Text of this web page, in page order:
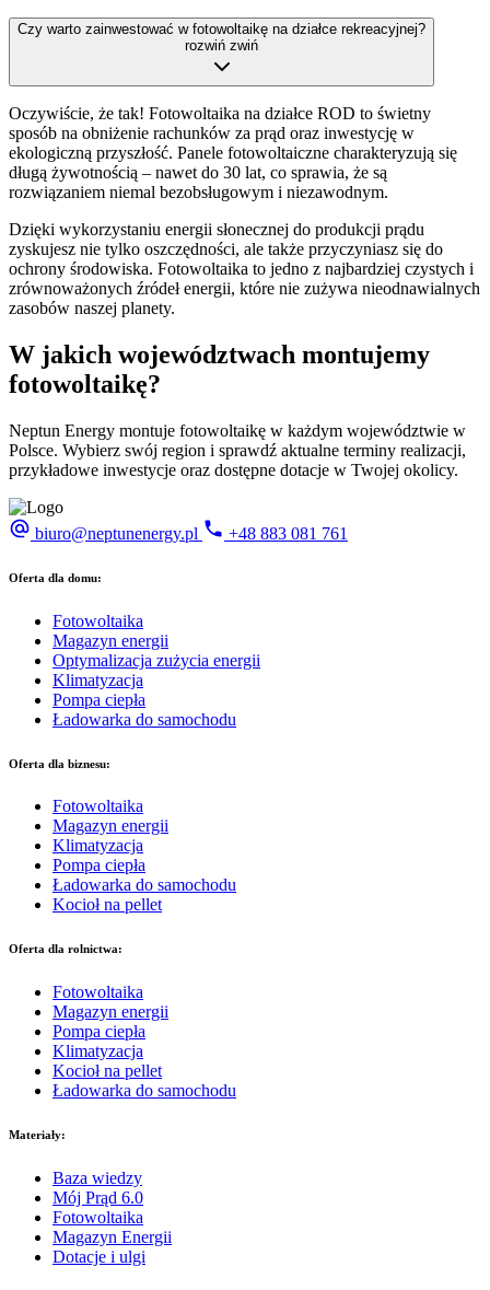
Czy warto zainwestować w fotowoltaikę na działce rekreacyjnej?
rozwiń zwiń
Oczywiście, że tak! Fotowoltaika na działce ROD to świetny
sposób na obniżenie rachunków za prąd oraz inwestycję w
ekologiczną przyszłość. Panele fotowoltaiczne charakteryzują się
długą żywotnością – nawet do 30 lat, co sprawia, że są
rozwiązaniem niemal bezobsługowym i niezawodnym.
Dzięki wykorzystaniu energii słonecznej do produkcji prądu
zyskujesz nie tylko oszczędności, ale także przyczyniasz się do
ochrony środowiska. Fotowoltaika to jedno z najbardziej czystych i
zrównoważonych źródeł energii, które nie zużywa nieodnawialnych
zasobów naszej planety.
W jakich województwach montujemy
fotowoltaikę?
Neptun Energy montuje fotowoltaikę w każdym województwie w
Polsce. Wybierz swój region i sprawdź aktualne terminy realizacji,
przykładowe inwestycje oraz dostępne dotacje w Twojej okolicy.
biuro@neptunenergy.pl +48 883 081 761
Oferta dla domu:
Fotowoltaika
Magazyn energii
Optymalizacja zużycia energii
Klimatyzacja
Pompa ciepła
Ładowarka do samochodu
Oferta dla biznesu:
Fotowoltaika
Magazyn energii
Klimatyzacja
Pompa ciepła
Ładowarka do samochodu
Kocioł na pellet
Oferta dla rolnictwa:
Fotowoltaika
Magazyn energii
Pompa ciepła
Klimatyzacja
Kocioł na pellet
Ładowarka do samochodu
Materiały:
Baza wiedzy
Mój Prąd 6.0
Fotowoltaika
Magazyn Energii
Dotacje i ulgi